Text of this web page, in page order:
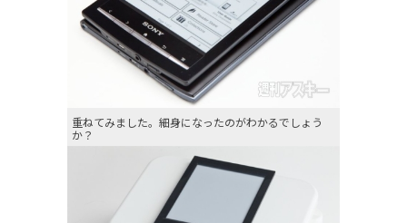
重ねてみました。細身になったのがわかるでしょう
か？